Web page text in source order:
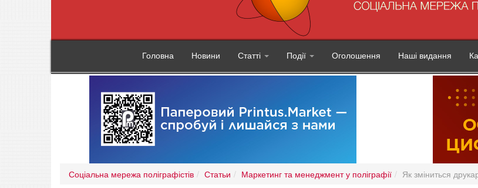
Головна Новини Статті Події Оголошення Наші видання
Соціальна мережа поліграфістів Статьи Маркетинг та менеджмент у поліграфії Як зміниться